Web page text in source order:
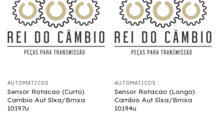
AUTOMATICOS
Sensor Rotacao (Curto)
Cambio Aut Slxa/Bmxa
10197u
AUTOMATICOS
Sensor Rotacao (Longo)
Cambio Aut Slxa/Bmxa
10194u